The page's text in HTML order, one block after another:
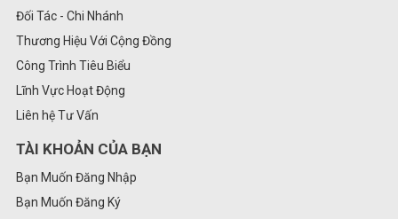
Đối Tác - Chi Nhánh
Thương Hiệu Với Cộng Đồng
Công Trình Tiêu Biểu
Lĩnh Vực Hoạt Động
Liên hệ Tư Vấn
TÀI KHOẢN CỦA BẠN
Bạn Muốn Đăng Nhập
Bạn Muốn Đăng Ký